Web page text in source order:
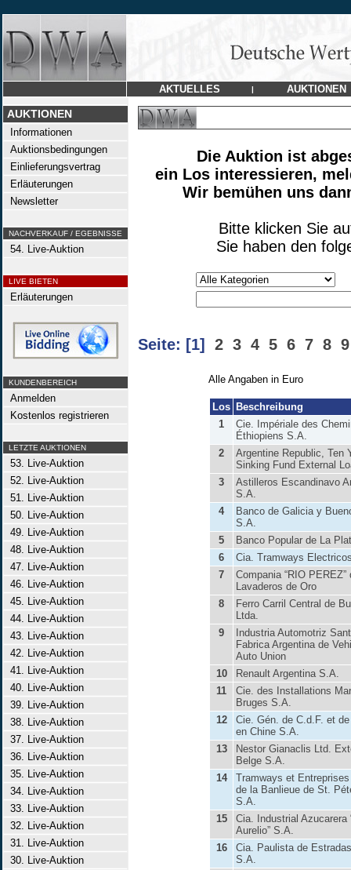
AKTUELLES | AUKTIONEN
AUKTIONEN
Informationen
Auktionsbedingungen
Einlieferungsvertrag
Erläuterungen
Newsletter
NACHVERKAUF / EGEBNISSE
54. Live-Auktion
LIVE BIETEN
Erläuterungen
KUNDENBEREICH
Anmelden
Kostenlos registrieren
LETZTE AUKTIONEN
53. Live-Auktion
52. Live-Auktion
51. Live-Auktion
50. Live-Auktion
49. Live-Auktion
48. Live-Auktion
47. Live-Auktion
46. Live-Auktion
45. Live-Auktion
44. Live-Auktion
43. Live-Auktion
42. Live-Auktion
41. Live-Auktion
40. Live-Auktion
39. Live-Auktion
38. Live-Auktion
37. Live-Auktion
36. Live-Auktion
35. Live-Auktion
34. Live-Auktion
33. Live-Auktion
32. Live-Auktion
31. Live-Auktion
30. Live-Auktion
Die Auktion ist
ein Los interessieren,
Wir bemühen uns
Bitte klicken Sie
Sie haben den
Seite: [1] 2 3 4 5 6 7 8 9
Alle Angaben in Euro
Los Beschreibung
1
Cie. Impériale des
Éthiopiens S.A.
2
Argentine Republic, Ten
Sinking Fund External
3
Astilleros Escandinavo
S.A.
4
Banco de Galicia y
S.A.
5
Banco Popular de La
6
Cia. Tramways
7
Compania “RIO PEREZ”
Lavaderos de Oro
8
Ferro Carril Central de
Ltda.
9
Industria Automotriz
Fabrica Argentina de
Auto Union
10
Renault Argentina S.A.
11
Cie. des Installations
Bruges S.A.
12
Cie. Gén. de C.d.F. et
en Chine S.A.
13
Nestor Gianaclis Ltd.
Belge S.A.
14
Tramways et
de la Banlieue de St.
S.A.
15
Cia. Industrial Azucarera
Aurelio” S.A.
16
Cia. Paulista de
S.A.